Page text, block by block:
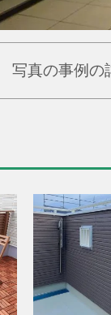
写真の事例の